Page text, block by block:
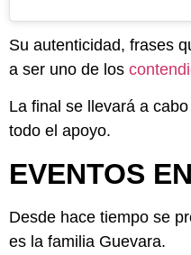
Su autenticidad, frases
a ser uno de los
La final se llevará a
todo el apoyo.
EVENTOS
Desde hace tiempo se
es la familia Guevara.